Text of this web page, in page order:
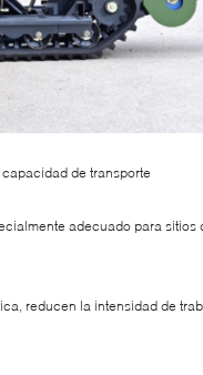
de transporte
adecuado para
reducen la intensidad de